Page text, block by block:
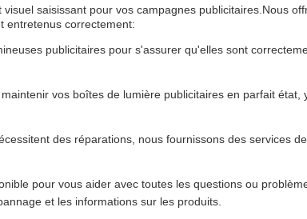
saisissant pour vos campagnes publicitaires.Nous
entretenus correctement:
publicitaires pour s'assurer qu'elles sont
vos boîtes de lumière publicitaires en parfait état,
des réparations, nous fournissons des services
pour vous aider avec toutes les questions ou
et les informations sur les produits.